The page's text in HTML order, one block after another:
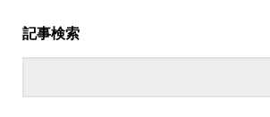
記事検索